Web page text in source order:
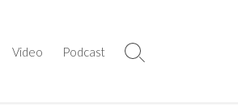
Video Podcast
Search